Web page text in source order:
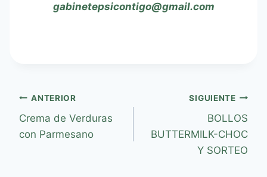
gabinetepsicontigo@gmail.com
ANTERIOR
Crema de Verduras
con Parmesano
SIGUIENTE
BOLLOS
BUTTERMILK-CHOC
Y SORTEO